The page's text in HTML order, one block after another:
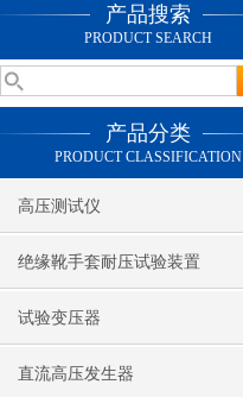
产品搜索
PRODUCT SEARCH
产品分类
PRODUCT CLASSIFICATION
高压测试仪
绝缘靴手套耐压试验装置
试验变压器
直流高压发生器